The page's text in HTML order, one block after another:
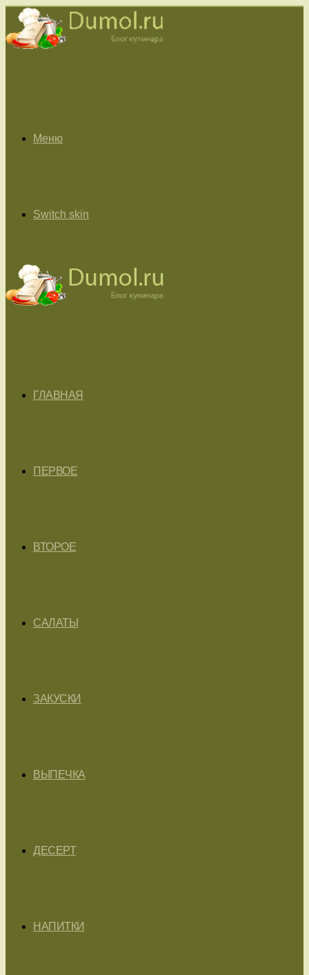
Меню
Switch skin
ГЛАВНАЯ
ПЕРВОЕ
ВТОРОЕ
САЛАТЫ
ЗАКУСКИ
ВЫПЕЧКА
ДЕСЕРТ
НАПИТКИ